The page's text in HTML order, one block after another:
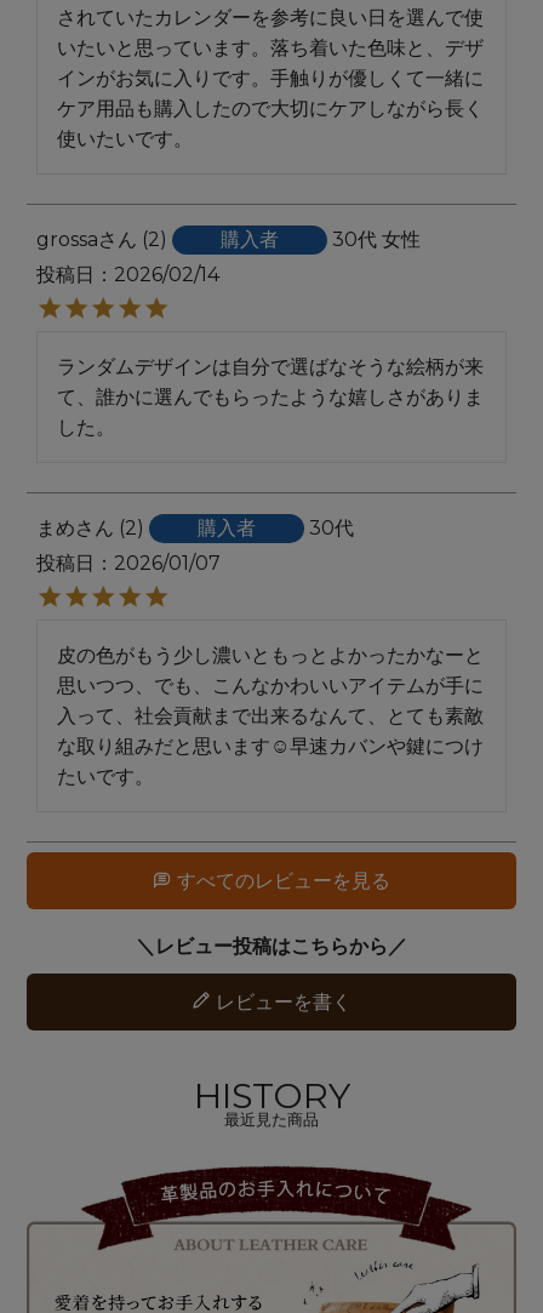
されていたカレンダーを参考に良い日を選んで使
いたいと思っています。落ち着いた色味と、デザ
インがお気に入りです。手触りが優しくて一緒に
ケア用品も購入したので大切にケアしながら長く
使いたいです。
grossa 2 購入者 30代 女性
投稿日
2026/02/14
ランダムデザインは自分で選ばなそうな絵柄が来
て、誰かに選んでもらったような嬉しさがありま
した。
まめ 2 購入者
30代
投稿日
2026/01/07
皮の色がもう少し濃いともっとよかったかなーと
思いつつ、でも、こんなかわいいアイテムが手に
入って、社会貢献まで出来るなんて、とても素敵
な取り組みだと思います☺️早速カバンや鍵につけ
たいです。
すべてのレビューを見る
レビューを書く
HISTORY
最近見た商品